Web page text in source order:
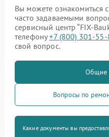
Вы можете
часто задаваемыми
сервисный центр “FIX-
телефону+7 (800) 301-55-
свой вопрос.
Общие
Вопросы по
Какие документы вы